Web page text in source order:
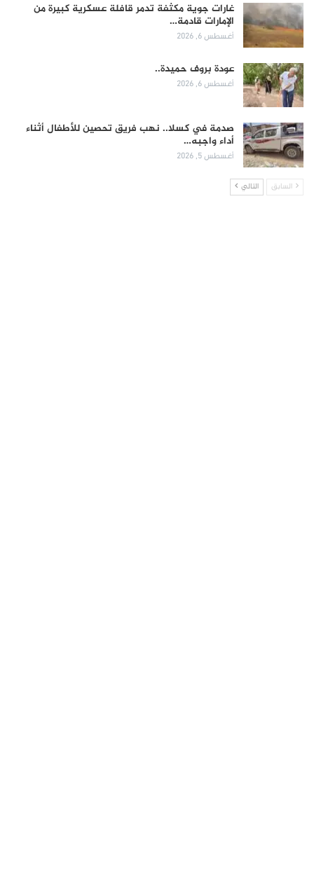
غارات جوية مكثفة تدمر قافلة عسكرية كبيرة من
الإمارات قادمة…
أغسطس 6, 2026
عودة بروف حميدة..
أغسطس 6, 2026
صدمة في كسلا.. نهب فريق تحصين للأطفال أثناء
أداء واجبه…
أغسطس 5, 2026
السابق التالي